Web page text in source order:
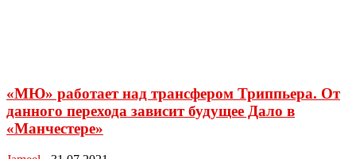
«МЮ» работает над трансфером Триппьера. От
данного перехода зависит будущее Дало в
«Манчестере»